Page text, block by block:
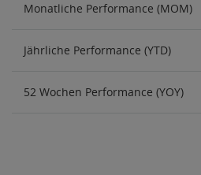
Monatliche Performance (MOM)
Jährliche Performance (YTD)
52 Wochen Performance (YOY)